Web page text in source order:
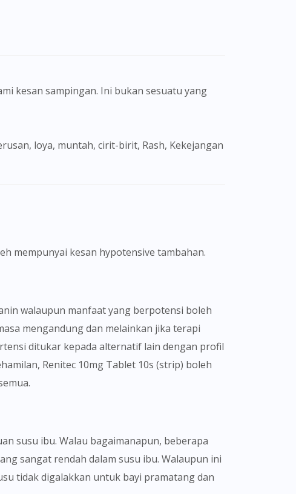
kesan sampingan. Ini bukan sesuatu yang
mempunyai kesan hypotensive tambahan.
walaupun manfaat yang berpotensi boleh
mengandung dan melainkan jika terapi
ditukar kepada alternatif lain dengan profil
Renitec 10mg Tablet 10s (strip) boleh
susu ibu. Walau bagaimanapun, beberapa
sangat rendah dalam susu ibu. Walaupun ini
tidak digalakkan untuk bayi pramatang dan